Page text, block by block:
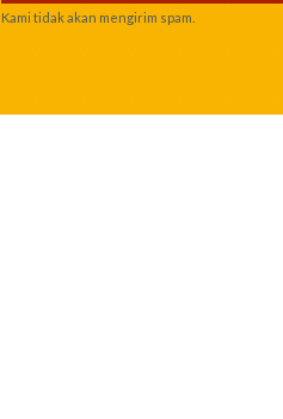
Kami tidak akan mengirim spam.